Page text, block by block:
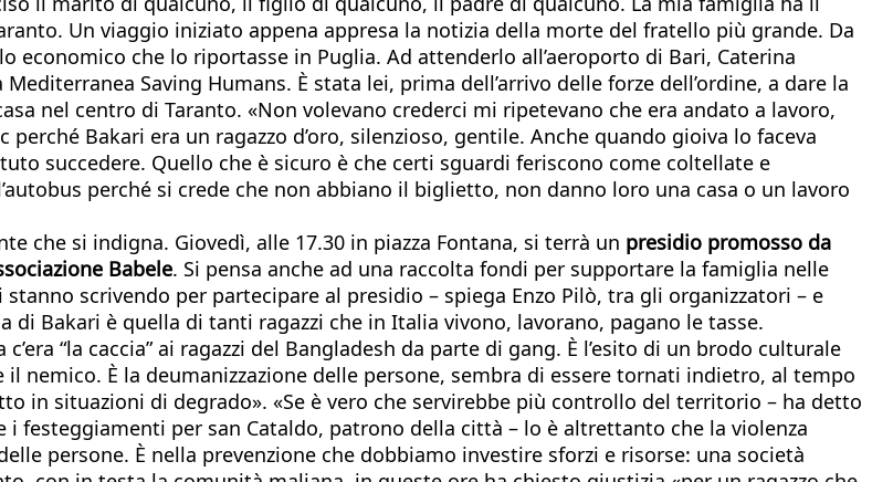
Un viaggio iniziato appena appresa la notizia della morte del fratello più grande. Da
che lo riportasse in Puglia. Ad attenderlo all’aeroporto di Bari, Caterina
Saving Humans. È stata lei, prima dell’arrivo delle forze dell’ordine, a dare la
nel centro di Taranto. «Non volevano crederci mi ripetevano che era andato a lavoro,
Bakari era un ragazzo d’oro, silenzioso, gentile. Anche quando gioiva lo faceva
succedere. Quello che è sicuro è che certi sguardi feriscono come coltellate e
perché si crede che non abbiano il biglietto, non danno loro una casa o un lavoro
che si indigna. Giovedì, alle 17.30 in piazza Fontana, si terrà un presidio promosso da
Babele. Si pensa anche ad una raccolta fondi per supportare la famiglia nelle
scrivendo per partecipare al presidio – spiega Enzo Pilò, tra gli organizzatori – e
di Bakari è quella di tanti ragazzi che in Italia vivono, lavorano, pagano le tasse.
“la caccia” ai ragazzi del Bangladesh da parte di gang. È l’esito di un brodo culturale
È la deumanizzazione delle persone, sembra di essere tornati indietro, al tempo
in situazioni di degrado». «Se è vero che servirebbe più controllo del territorio – ha detto
i festeggiamenti per san Cataldo, patrono della città – lo è altrettanto che la violenza
persone. È nella prevenzione che dobbiamo investire sforzi e risorse: una società